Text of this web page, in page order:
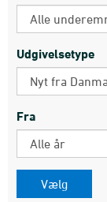
Udgivelsetype
Fra